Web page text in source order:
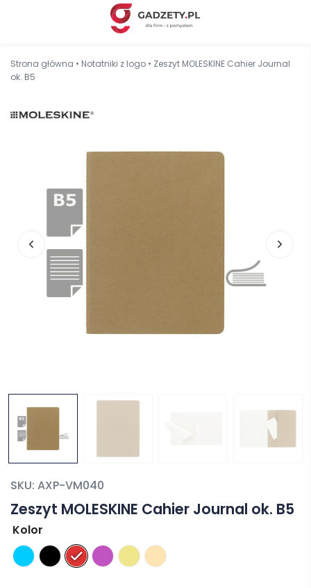
Strona główna • Notatniki z logo • Zeszyt MOLESKINE Cahier Journal
ok. B5
Zeszyt MOLESKINE Cahier Journal ok. B5
SKU: AXP-VM040
Kolor